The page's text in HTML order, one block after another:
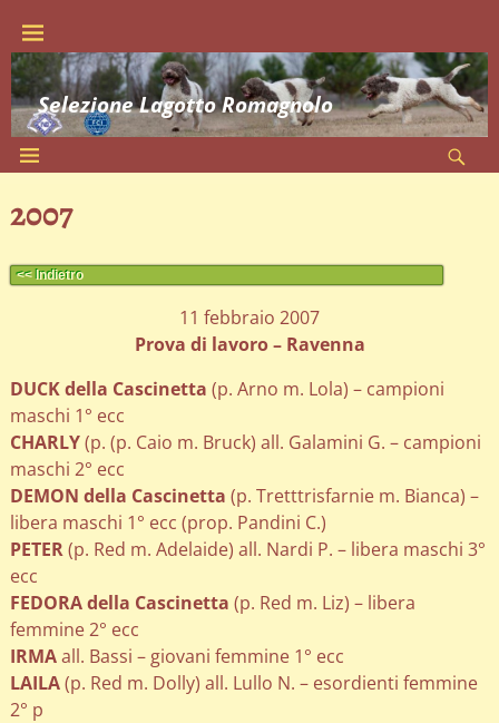
Selezione Lagotto Romagnolo
2007
<< Indietro
11 febbraio 2007
Prova di lavoro – Ravenna
DUCK della Cascinetta (p. Arno m. Lola) – campioni
maschi 1° ecc
CHARLY(p. (p. Caio m. Bruck) all. Galamini G. – campioni
maschi 2° ecc
DEMON della Cascinetta (p. Tretttrisfarnie m. Bianca) –
libera maschi 1° ecc (prop. Pandini C.)
PETER(p. Red m. Adelaide) all. Nardi P. – libera maschi 3°
ecc
FEDORA della Cascinetta (p. Red m. Liz) – libera
femmine 2° ecc
IRMAall. Bassi – giovani femmine 1° ecc
LAILA(p. Red m. Dolly) all. Lullo N. – esordienti femmine
2° p